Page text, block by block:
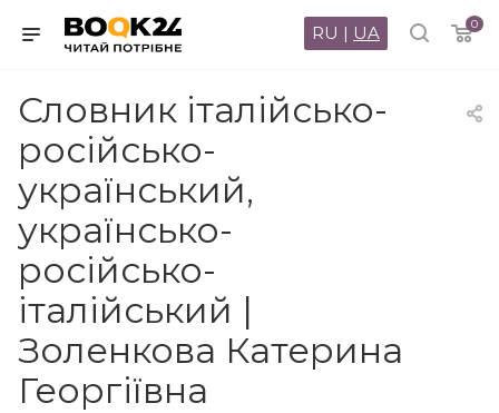
0
RU | UA
Словник італійсько-
російсько-
український,
українсько-
російсько-
італійський |
Золенкова Катерина
Георгіївна